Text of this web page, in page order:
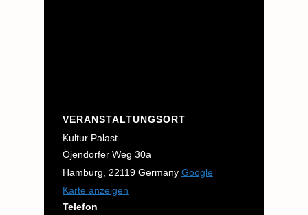
VERANSTALTUNGSORT
Kultur Palast
Öjendorfer Weg 30a
Hamburg
22119 Germany Google
Karte anzeigen
Telefon